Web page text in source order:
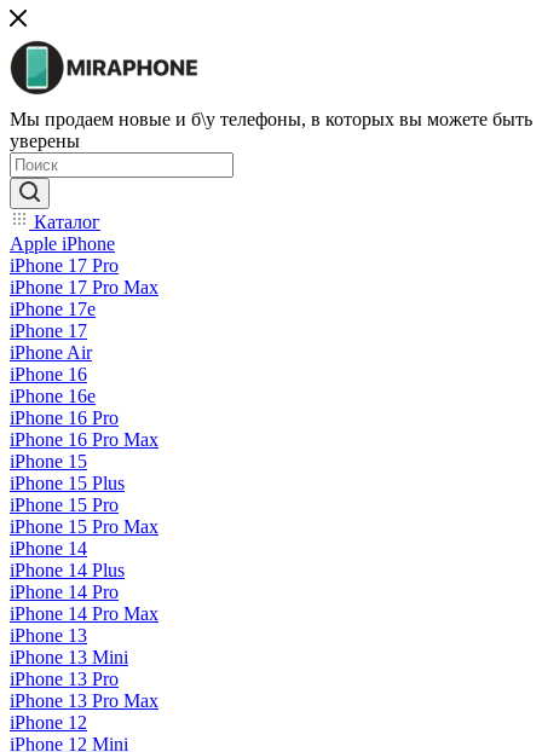
Мы продаем новые и б\у телефоны, в которых вы можете быть
уверены
Каталог
Apple iPhone
iPhone 17 Pro
iPhone 17 Pro Max
iPhone 17e
iPhone 17
iPhone Air
iPhone 16
iPhone 16e
iPhone 16 Pro
iPhone 16 Pro Max
iPhone 15
iPhone 15 Plus
iPhone 15 Pro
iPhone 15 Pro Max
iPhone 14
iPhone 14 Plus
iPhone 14 Pro
iPhone 14 Pro Max
iPhone 13
iPhone 13 Mini
iPhone 13 Pro
iPhone 13 Pro Max
iPhone 12
iPhone 12 Mini